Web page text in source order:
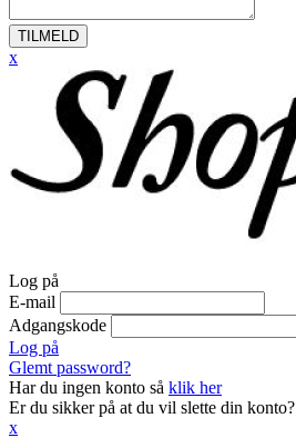
TILMELD
x
Log på
E-mail
Adgangskode
Log på
Glemt password?
Har du ingen konto så klik her
Er du sikker på at du vil slette din konto?
x